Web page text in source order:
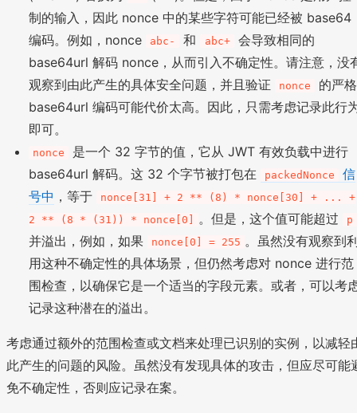
制的输入，因此 nonce 中的某些字符可能已经被 base64
编码。例如，nonce
abc- 和 abc+
会导致相同的
base64url 解码 nonce，从而引入不确定性。请注意，没
观察到由此产生的具体安全问题，并且验证
nonce
的严格
base64url 编码可能代价太高。因此，只需考虑记录此行
即可。
nonce
是一个 32 字节的值，它从 JWT 有效负载中进行
base64url 解码。这 32 个字节被打包在
packedNonce
信
号中 ，等于
nonce[31] + 2 ** (8) * nonce[30] + ... +
2 ** (8 * (31)) * nonce[0]
。但是，这个值可能超过 p
并溢出，例如，如果 nonce[0] = 255 。虽然没有观察到
用这种不确定性的具体场景，但仍然考虑对 nonce 进行范
围检查，以确保它是一个适当的字段元素。或者，可以考
记录这种潜在的溢出。
考虑通过额外的范围检查或文档来处理已识别的实例，以减轻
此产生的问题的风险。虽然没有发现具体的攻击，但应尽可能
免不确定性，否则应记录在案。